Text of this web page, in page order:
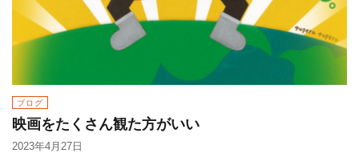
ブログ
映画をたくさん観た方がいい
2023年4月27日